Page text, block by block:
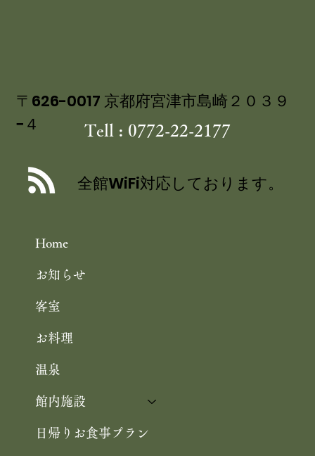
ルク 飯尾醸造 富士酢プレミアム使用
Home
お知らせ
客室
お料理
温泉
館内施設
日帰りお食事プラン
〒626-0017 京都府宮津市島崎２０３９
−４
Tell : 0772-22-2177
全館WiFi対応しております。